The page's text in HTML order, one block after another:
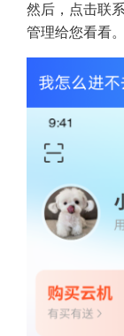
然后，点击联
管理给您看看。